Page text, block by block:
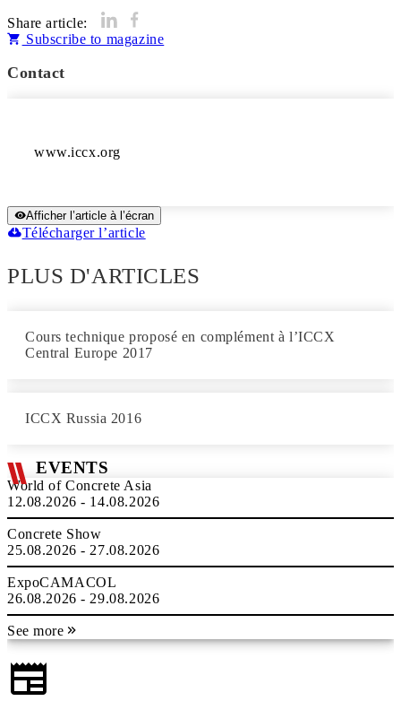
Share article:
Subscribe to magazine
Contact
www.iccx.org
Afficher l’article à l’écran
Télécharger l’article
PLUS D'ARTICLES
Cours technique proposé en complément à l’ICCX
Central Europe 2017
ICCX Russia 2016
EVENTS
World of Concrete Asia
12.08.2026 - 14.08.2026
Concrete Show
25.08.2026 - 27.08.2026
ExpoCAMACOL
26.08.2026 - 29.08.2026
See more